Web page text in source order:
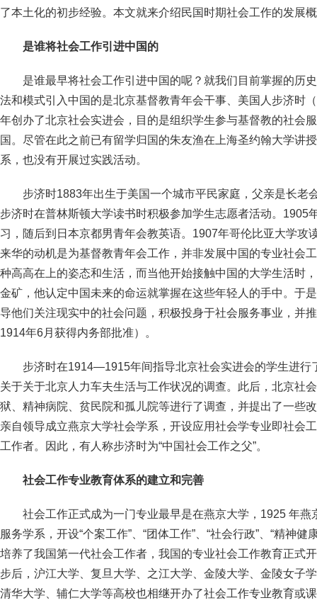
了本土化的初步经验。本文就来介绍民国时期社会工作的发展
是谁将社会工作引进中国的
是谁最早将社会工作引进中国的呢？就我们目前掌握的历
法和模式引入中国的是北京基督教青年会干事、美国人步济时
年创办了北京社会实进会，目的是组织学生参与基督教的社会
国。尽管在此之前已有留学归国的朱友渔在上海圣约翰大学讲
系，也没有开展过实践活动。
步济时1883年出生于美国一个城市平民家庭，父亲是长老
步济时在普林斯顿大学读书时积极参加学生志愿者活动。1905
习，随后到日本京都男青年会教英语。1907年哥伦比亚大学攻
来华的动机是为基督教青年会工作，并非发展中国的专业社会
种高高在上的姿态和生活，而当他开始接触中国的大学生活时
金矿，他认定中国未来的命运就掌握在这些年轻人的手中。于
导他们关注现实中的社会问题，积极投身于社会服务事业，并
1914年6月获得内务部批准）。
步济时在1914—1915年间指导北京社会实进会的学生进行
关于关于北京人力车夫生活与工作状况的调查。此后，北京社
狱、精神病院、贫民院和孤儿院等进行了调查，并提出了一些
亲自领导成立燕京大学社会学系，开设应用社会学专业即社会
工作者。因此，有人称步济时为“中国社会工作之父”。
社会工作专业教育体系的建立和完善
社会工作正式成为一门专业最早是在燕京大学，1925 年
服务学系，开设“个案工作”、“团体工作”、“社会行政”、“精神健
培养了我国第一代社会工作者，我国的专业社会工作教育正式
步后，沪江大学、复旦大学、之江大学、金陵大学、金陵女子
清华大学、辅仁大学等高校也相继开办了社会工作专业教育或